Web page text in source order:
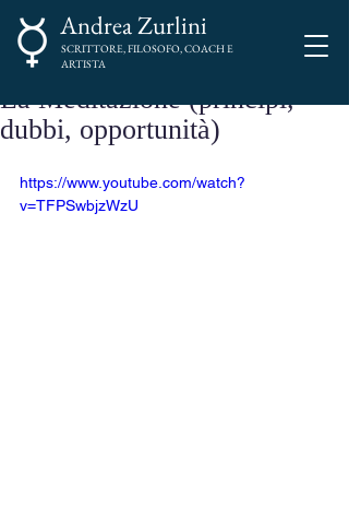
Andrea Zurlini
SCRITTORE, FILOSOFO, COACH E
ARTISTA
La Meditazione (principi,
dubbi, opportunità)
https://www.youtube.com/watch?
v=TFPSwbjzWzU